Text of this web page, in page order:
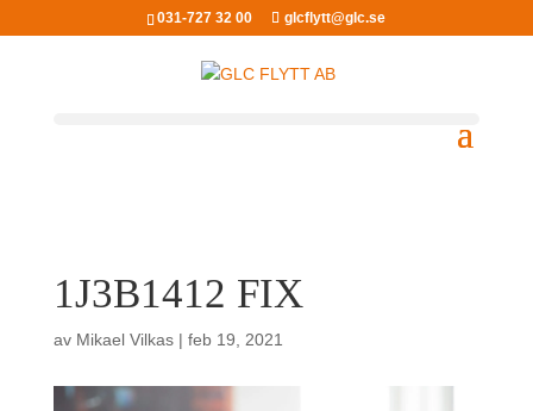
031-727 32 00 glcflytt@glc.se
1J3B1412 FIX
av Mikael Vilkas| feb 19, 2021